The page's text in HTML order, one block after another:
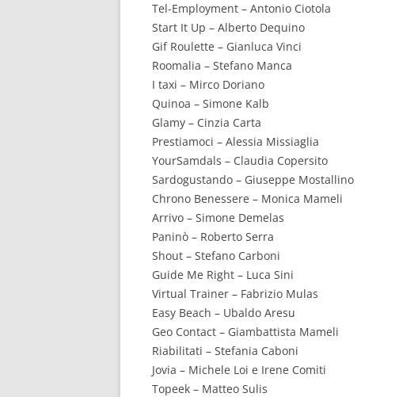
Tel-Employment – Antonio Ciotola
Start It Up – Alberto Dequino
Gif Roulette – Gianluca Vinci
Roomalia – Stefano Manca
I taxi – Mirco Doriano
Quinoa – Simone Kalb
Glamy – Cinzia Carta
Prestiamoci – Alessia Missiaglia
YourSamdals – Claudia Copersito
Sardogustando – Giuseppe Mostallino
Chrono Benessere – Monica Mameli
Arrivo – Simone Demelas
Paninò – Roberto Serra
Shout – Stefano Carboni
Guide Me Right – Luca Sini
Virtual Trainer – Fabrizio Mulas
Easy Beach – Ubaldo Aresu
Geo Contact – Giambattista Mameli
Riabilitati – Stefania Caboni
Jovia – Michele Loi e Irene Comiti
Topeek – Matteo Sulis